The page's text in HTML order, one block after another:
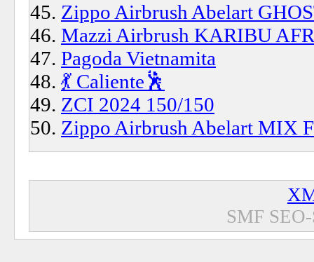
Zippo Airbrush Abelart
Mazzi Airbrush KARIBU
Pagoda Vietnamita
💃 Caliente🕺
ZCI 2024 150/150
Zippo Airbrush Abelart MIX
SMF